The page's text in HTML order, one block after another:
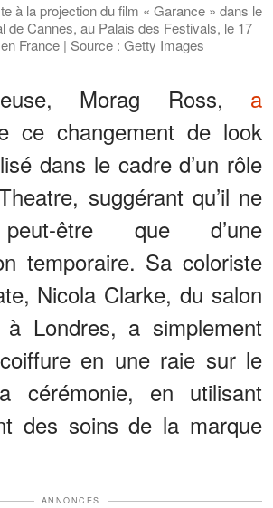
à la projection du film « Garance » dans le
de Cannes, au Palais des Festivals, le 17
France | Source : Getty Images
Morag Ross, a
ce changement de look
dans le cadre d’un rôle
suggérant qu’il ne
peut-être que d’une
temporaire. Sa coloriste
Nicola Clarke, du salon
Londres, a simplement
en une raie sur le
cérémonie, en utilisant
des soins de la marque
ANNONCES